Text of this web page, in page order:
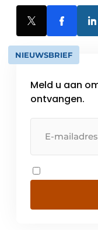
NIEUWSBRIEF
Meld u aan
ontvangen.